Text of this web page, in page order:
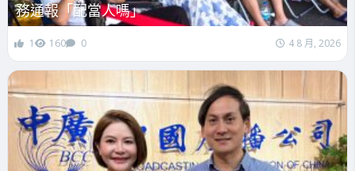
務通報「配當人嗎」
1 160 0 4 8 月, 2026